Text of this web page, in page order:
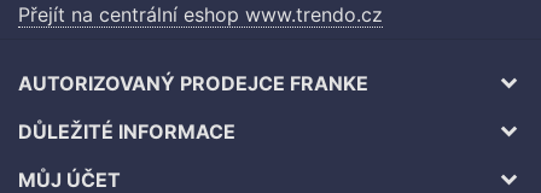
Přejít na centrální eshop www.trendo.cz
AUTORIZOVANÝ PRODEJCE FRANKE
DŮLEŽITÉ INFORMACE
MŮJ ÚČET